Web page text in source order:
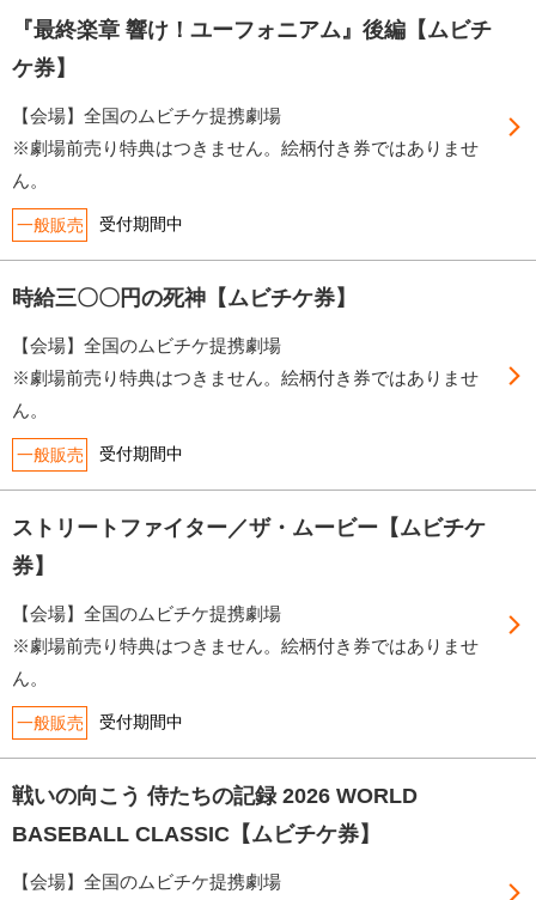
『最終楽章 響け！ユーフォニアム』後編【ムビチ
ケ券】
【会場】全国のムビチケ提携劇場
※劇場前売り特典はつきません。絵柄付き券ではありませ
ん。
一般販売 受付期間中
時給三〇〇円の死神【ムビチケ券】
【会場】全国のムビチケ提携劇場
※劇場前売り特典はつきません。絵柄付き券ではありませ
ん。
一般販売 受付期間中
ストリートファイター／ザ・ムービー【ムビチケ
券】
【会場】全国のムビチケ提携劇場
※劇場前売り特典はつきません。絵柄付き券ではありませ
ん。
一般販売 受付期間中
戦いの向こう 侍たちの記録 2026 WORLD
BASEBALL CLASSIC【ムビチケ券】
【会場】全国のムビチケ提携劇場